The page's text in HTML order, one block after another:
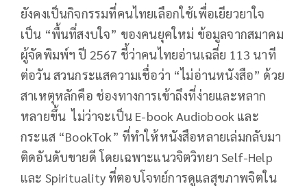
ยังคงเป็นกิจกรรมที่คนไทยเลือกใช้เพื่อเยียวยาใจ
เป็น “พื้นที่สงบใจ” ของคนยุคใหม่ ข้อมูลจากสมาคม
ผู้จัดพิมพ์ฯ ปี 2567 ชี้ว่าคนไทยอ่านเฉลี่ย 113 นาที
ต่อวัน สวนกระแสความเชื่อว่า “ไม่อ่านหนังสือ” ด้วย
สาเหตุหลักคือ ช่องทางการเข้าถึงที่ง่ายและหลาก
หลายขึ้น ไม่ว่าจะเป็น E-book Audiobook และ
กระแส “BookTok” ที่ทำให้หนังสือหลายเล่มกลับมา
ติดอันดับขายดี โดยเฉพาะแนวจิตวิทยา Self-Help
และ Spirituality ที่ตอบโจทย์การดูแลสุขภาพจิตใน